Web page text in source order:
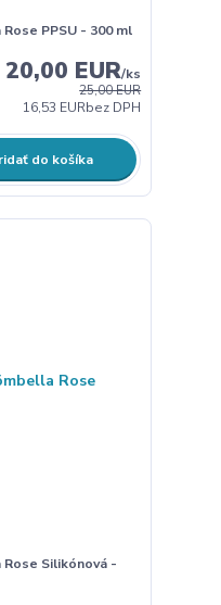
PPSU - 300 ml
25,00 EUR
20,00 EUR/ks
16,53 EURbez DPH
do košíka
Silikónová -